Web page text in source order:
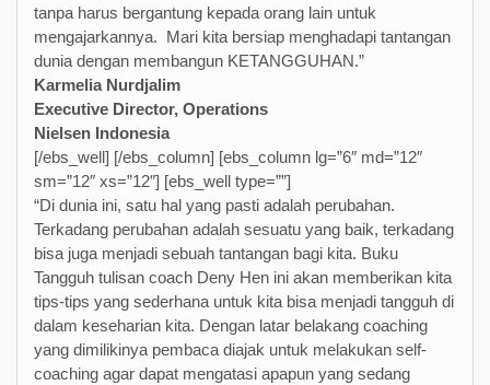
tanpa harus bergantung kepada orang lain untuk
mengajarkannya. Mari kita bersiap menghadapi tantangan
dunia dengan membangun KETANGGUHAN.”
Karmelia Nurdjalim
Executive Director, Operations
Nielsen Indonesia
[/ebs_well] [/ebs_column] [ebs_column lg=”6″ md=”12″
sm=”12″ xs=”12″] [ebs_well type=””]
“Di dunia ini, satu hal yang pasti adalah perubahan.
Terkadang perubahan adalah sesuatu yang baik, terkadang
bisa juga menjadi sebuah tantangan bagi kita. Buku
Tangguh tulisan coach Deny Hen ini akan memberikan kita
tips-tips yang sederhana untuk kita bisa menjadi tangguh di
dalam keseharian kita. Dengan latar belakang coaching
yang dimilikinya pembaca diajak untuk melakukan self-
coaching agar dapat mengatasi apapun yang sedang